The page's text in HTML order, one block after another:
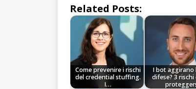
Related Posts:
Come prevenire i rischi
del credential stuffing.
I…
I bot aggirano
difese? 3 rischi